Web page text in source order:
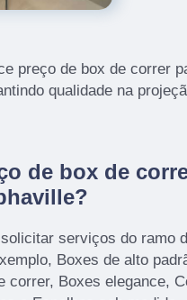
preço de box de correr
qualidade na
de box de
serviços do ramo
Boxes de alto
correr, Boxes elegance,